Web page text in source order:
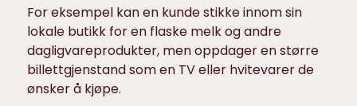
For eksempel kan en kunde stikke innom sin
lokale butikk for en flaske melk og andre
dagligvareprodukter, men oppdager en større
billettgjenstand som en TV eller hvitevarer de
ønsker å kjøpe.